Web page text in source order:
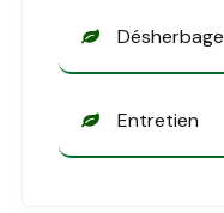
Désherbage
Entretien